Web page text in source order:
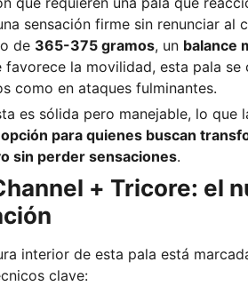
sensación firme sin renunciar al
de 365-375 gramos, un balance
favorece la movilidad, esta pala
como en ataques fulminantes.
es sólida pero manejable, lo que
para quienes buscan
sin perder sensaciones.
+ Tricore: el
interior de esta pala está
clave: